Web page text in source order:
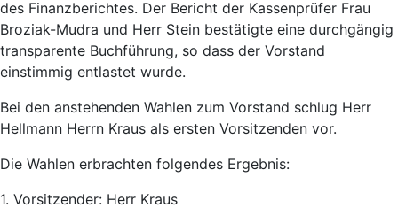
des Finanzberichtes. Der Bericht der Kassenprüfer Frau
Broziak-Mudra und Herr Stein bestätigte eine durchgängig
transparente Buchführung, so dass der Vorstand
einstimmig entlastet wurde.
Bei den anstehenden Wahlen zum Vorstand schlug Herr
Hellmann Herrn Kraus als ersten Vorsitzenden vor.
Die Wahlen erbrachten folgendes Ergebnis:
1. Vorsitzender: Herr Kraus